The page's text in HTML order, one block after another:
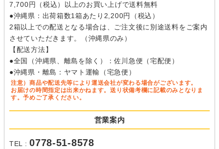
7,700円（税込）以上のお買い上げで送料無料
●沖縄県：出荷箱数1箱あたり2,200円（税込）
2箱以上での配送となる場合は、ご注文後に別途送料をご案内
させていただきます。（沖縄県のみ）
【配送方法】
●全国（沖縄県、離島を除く）：佐川急便（宅配便）
●沖縄県・離島：ヤマト運輸（宅急便）
注意）商品や配送先等により運送会社が変わる場合がございます。
お届けの時間指定は出来かねます。送り状備考欄に記載のみとなりま
す。予めご了承ください。
営業案内
TEL :0778-51-8578